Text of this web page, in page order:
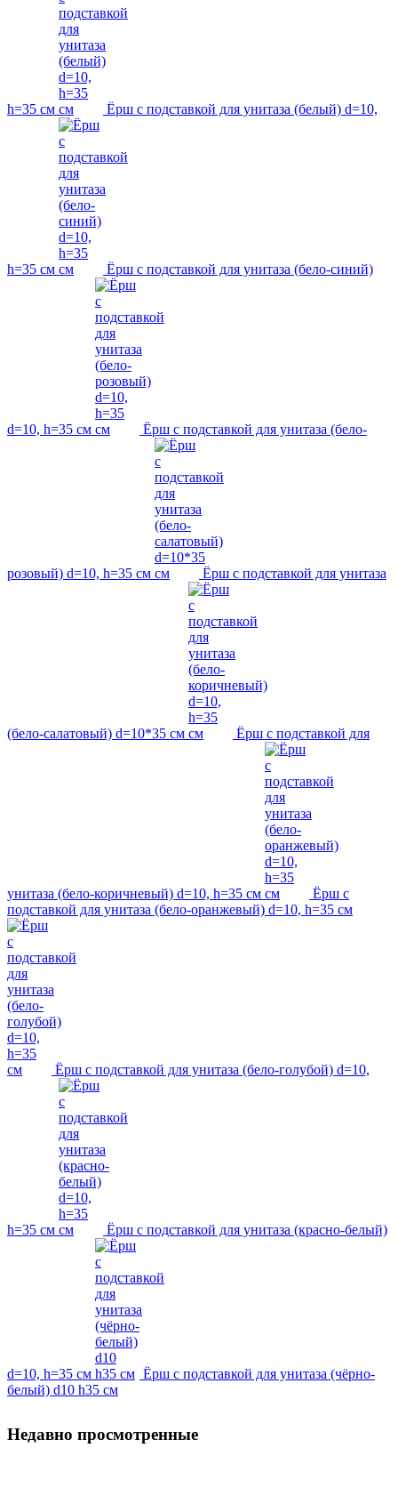
h=35 см Ёрш с подставкой для унитаза (белый) d=10,
h=35 см Ёрш с подставкой для унитаза (бело-синий)
d=10, h=35 см Ёрш с подставкой для унитаза (бело-
розовый) d=10, h=35 см Ёрш с подставкой для унитаза
(бело-салатовый) d=10*35 см Ёрш с подставкой для
унитаза (бело-коричневый) d=10, h=35 см
Ёрш с
подставкой для унитаза (бело-оранжевый) d=10, h=35 см
Ёрш с подставкой для унитаза (бело-голубой) d=10,
h=35 см Ёрш с подставкой для унитаза (красно-белый)
d=10, h=35 см
Ёрш с подставкой для унитаза (чёрно-
белый) d10 h35 см
Недавно просмотренные